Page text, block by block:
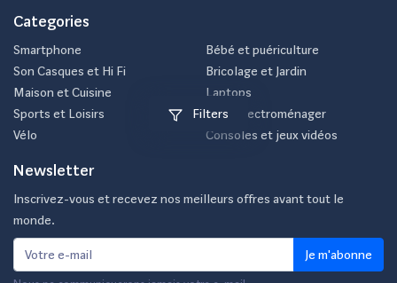
Filters
Categories
Smartphone
Son Casques et Hi Fi
Maison et Cuisine
Sports et Loisirs
Vélo
Bébé et puériculture
Bricolage et Jardin
Laptops
Petit électroménager
Consoles et jeux vidéos
Newsletter
Inscrivez-vous et recevez nos meilleurs offres avant tout le
monde.
Je m'abonne